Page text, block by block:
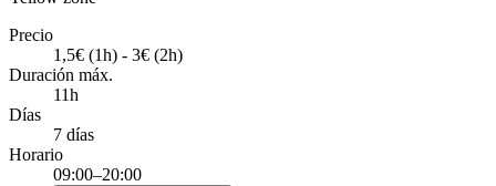
Precio
1,5€ (1h) - 3€ (2h)
Duración máx.
11h
Días
7 días
Horario
09:00–20:00